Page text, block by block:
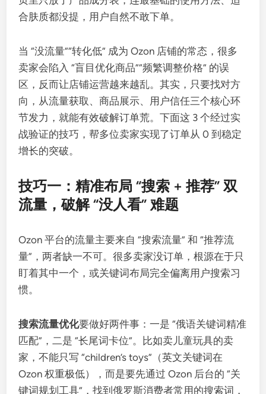
合肤质都没提，用户自然不敢下单。
当 “没流量”“转化低” 成为 Ozon 店铺的常态，很多
卖家会陷入 “盲目优化商品”“频繁调整价格” 的误
区，反而让店铺运营越来越乱。其实，只要找对方
向，从流量获取、商品展示、用户信任三个核心环
节发力，就能有效破解订单荒。下面这 3 个经过实
战验证的技巧，帮多位卖家实现了订单从 0 到稳定
增长的突破。
技巧一：精准布局 “搜索 + 推荐” 双
流量，破解 “没人看” 难题
Ozon 平台的流量主要来自 “搜索流量” 和 “推荐流
量”，两者缺一不可。很多卖家没订单，根源在于只
盯着其中一个，或关键词布局完全偏离用户搜索习
惯。
搜索流量优化要做好两件事：一是 “俄语关键词精准
匹配”，二是 “长尾词卡位”。比如卖儿童玩具的卖
家，不能只写 “children’s toys”（英文关键词在
Ozon 权重极低），而是要先通过 Ozon 后台的 “关
键词规划工具”，找到俄罗斯消费者常用的搜索词，